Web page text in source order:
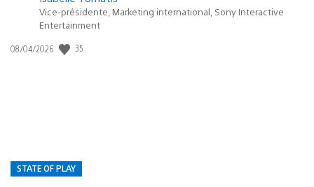
Vice-présidente, Marketing international, Sony Interactive
Entertainment
Date
08/04/2026 35
STATE OF PLAY